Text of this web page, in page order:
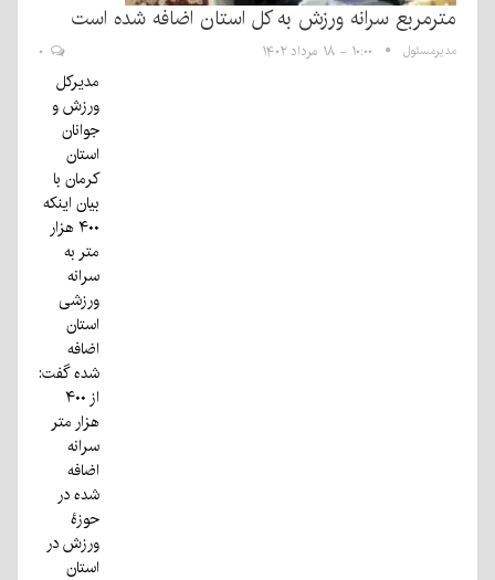
مترمربع سرانه ورزش به کل استان اضافه شده است
مدیرمسئول ۱۰:۰۰ - ۱۸ مرداد ۱۴۰۲
مدیرکل
ورزش و
جوانان
استان
کرمان با
بیان اینکه
۴۰۰ هزار
متر به
سرانه
ورزشی
استان
اضافه
شده گفت:
از ۴۰۰
هزار متر
سرانه
اضافه
شده در
حوزهٔ
ورزش در
استان